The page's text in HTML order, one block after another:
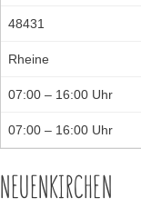
48431
Rheine
07:00 – 16:00 Uhr
07:00 – 16:00 Uhr
NEUENKIRCHEN